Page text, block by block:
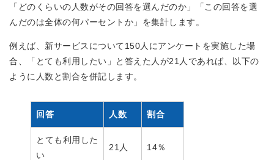
「どのくらいの人数がその回答を選んだのか」「この回答を選
んだのは全体の何パーセントか」を集計します。
例えば、新サービスについて150人にアンケートを実施した場
合、「とても利用したい」と答えた人が21人であれば、以下の
ように人数と割合を併記します。
回答 人数 割合
とても利用した
い
21人 14％